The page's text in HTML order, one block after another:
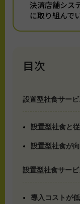
決済店舗シス
に取り組んで
目次
設置型社食サービ
設置型社食と
設置型社食が
設置型社食サー
導入コストが